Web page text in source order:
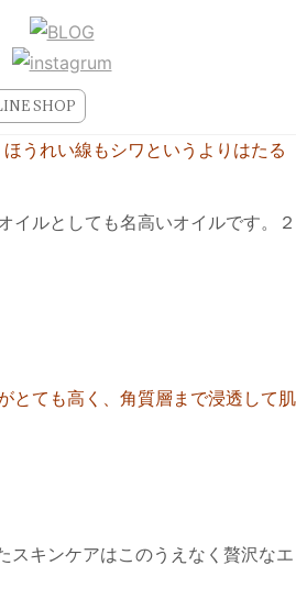
SHOP
ほうれい線もシワというよりはたる
イルとしても名高いオイルです。２
とても高く、角質層まで浸透して肌
スキンケアはこのうえなく贅沢なエ